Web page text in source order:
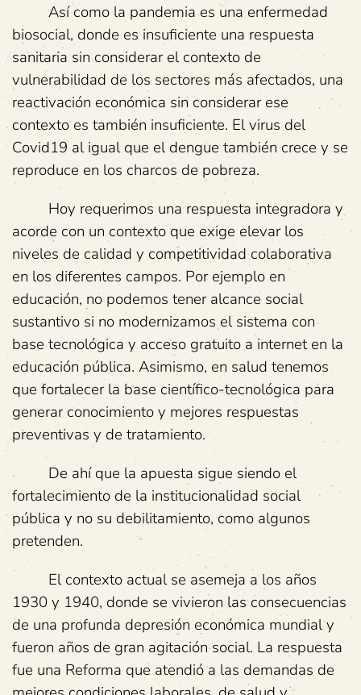
Así como la pandemia es una enfermedad
biosocial, donde es insuficiente una respuesta
sanitaria sin considerar el contexto de
vulnerabilidad de los sectores más afectados, una
reactivación económica sin considerar ese
contexto es también insuficiente. El virus del
Covid19 al igual que el dengue también crece y se
reproduce en los charcos de pobreza.
Hoy requerimos una respuesta integradora y
acorde con un contexto que exige elevar los
niveles de calidad y competitividad colaborativa
en los diferentes campos. Por ejemplo en
educación, no podemos tener alcance social
sustantivo si no modernizamos el sistema con
base tecnológica y acceso gratuito a internet en la
educación pública. Asimismo, en salud tenemos
que fortalecer la base científico-tecnológica para
generar conocimiento y mejores respuestas
preventivas y de tratamiento.
De ahí que la apuesta sigue siendo el
fortalecimiento de la institucionalidad social
pública y no su debilitamiento, como algunos
pretenden.
El contexto actual se asemeja a los años
1930 y 1940, donde se vivieron las consecuencias
de una profunda depresión económica mundial y
fueron años de gran agitación social. La respuesta
fue una Reforma que atendió a las demandas de